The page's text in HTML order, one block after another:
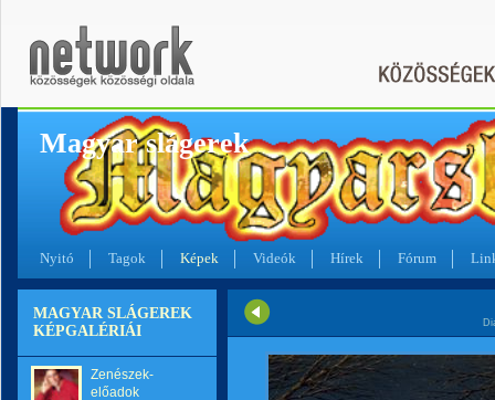
Magyar slágerek
Nyitó Tagok Képek Videók Hírek Fórum
MAGYAR SLÁGEREK
KÉPGALÉRIÁI
Zenészek-
előadok